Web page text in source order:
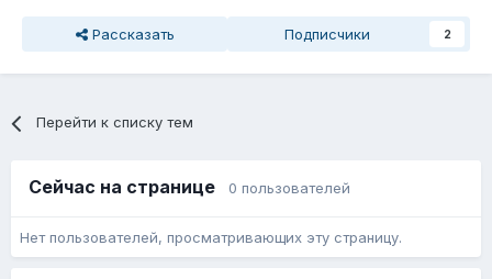
Рассказать Подписчики 2
Перейти к списку тем
Сейчас на странице 0 пользователей
Нет пользователей, просматривающих эту страницу.